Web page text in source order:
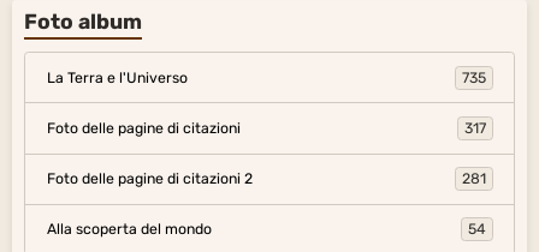
Foto album
La Terra e l'Universo 735
Foto delle pagine di citazioni 317
Foto delle pagine di citazioni 2 281
Alla scoperta del mondo 54